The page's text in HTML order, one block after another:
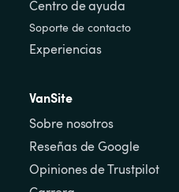
Centro de ayuda
Soporte de contacto
Experiencias
VanSite
Sobre nosotros
Reseñas de Google
Opiniones de Trustpilot